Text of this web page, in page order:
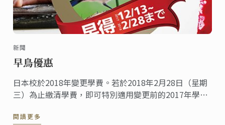
新聞
早鳥優惠
日本校於2018年變更學費。若於2018年2月28日（星期
三）為止繳清學費，即可特別適用變更前的2017年學費
閱讀更多